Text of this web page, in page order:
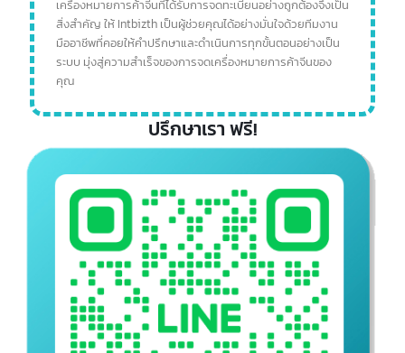
ทำไมต้อง IntBizTH?
ทีมงานผู้เชี่ยวชาญด้านเครื่องหมายการค้าจีน มีประสบการณ์
โดยตรงในการจดทะเบียนเครื่องหมายการค้ากับสำนักงานทรัพย์สิน
ทางปัญญาแห่งชาติจีน (CNIPA)
การให้บริการที่เป็นมืออาชีพ ทีมงานจะดำเนินการตรวจสอบความ
พร้อมและคัดกรองเบื้องต้น จัดเตรียมเอกสารประกอบอย่างครบ
ถ้วน รวมถึงติดตามผลให้ลูกค้าทุกขั้นตอน
ให้คำปรึกษาอย่างละเอียดและเหมาะสม ทีมงานของ Intbizth พร้อม
ให้คำแนะนำเกี่ยวกับการจดเครื่องหมายการค้า การป้องกันความ
เสี่ยง รวมถึงวิธีการรักษาสิทธิ์อย่างมีประสิทธิภาพ
ประสบการณ์และผลงานยาวนาน เรามีผลงานการจดทะเบียน
เครื่องหมายการค้ากับลูกค้าทั้งในประเทศและต่างชาติมาอย่างต่อ
เนื่อง สร้างความเชื่อมั่นให้กับลูกค้าในทุกภาคส่วน